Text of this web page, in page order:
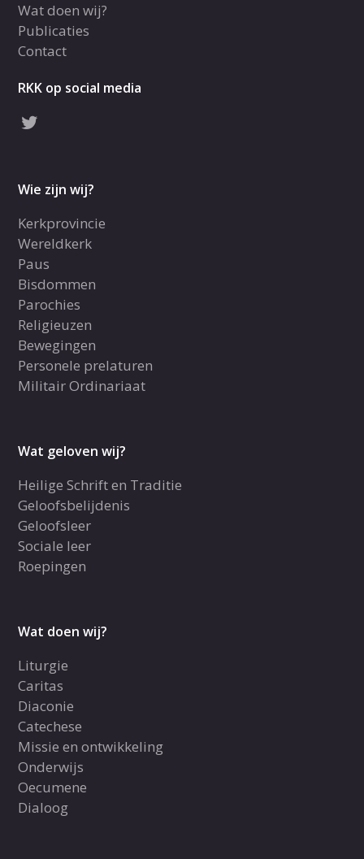
Wat doen wij?
Publicaties
Contact
RKK op social media
Wie zijn wij?
Kerkprovincie
Wereldkerk
Paus
Bisdommen
Parochies
Religieuzen
Bewegingen
Personele prelaturen
Militair Ordinariaat
Wat geloven wij?
Heilige Schrift en Traditie
Geloofsbelijdenis
Geloofsleer
Sociale leer
Roepingen
Wat doen wij?
Liturgie
Caritas
Diaconie
Catechese
Missie en ontwikkeling
Onderwijs
Oecumene
Dialoog